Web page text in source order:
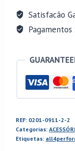
Camisola
Compressão
Comprida
Satisfacão
Pagamentos
REF: 0201-0911-2-2
Categorias:
Etiquetas: